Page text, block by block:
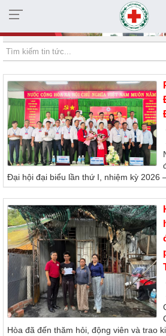
HỘI CHỮ THẬP ĐỎ TỈNH KHÁNH HÒA
Đại hội đại biểu lần thứ I, nhiệm kỳ 2026 –
Hòa đã đến thăm hỏi, động viên và trao